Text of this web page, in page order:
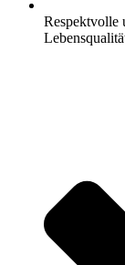
Respektvolle